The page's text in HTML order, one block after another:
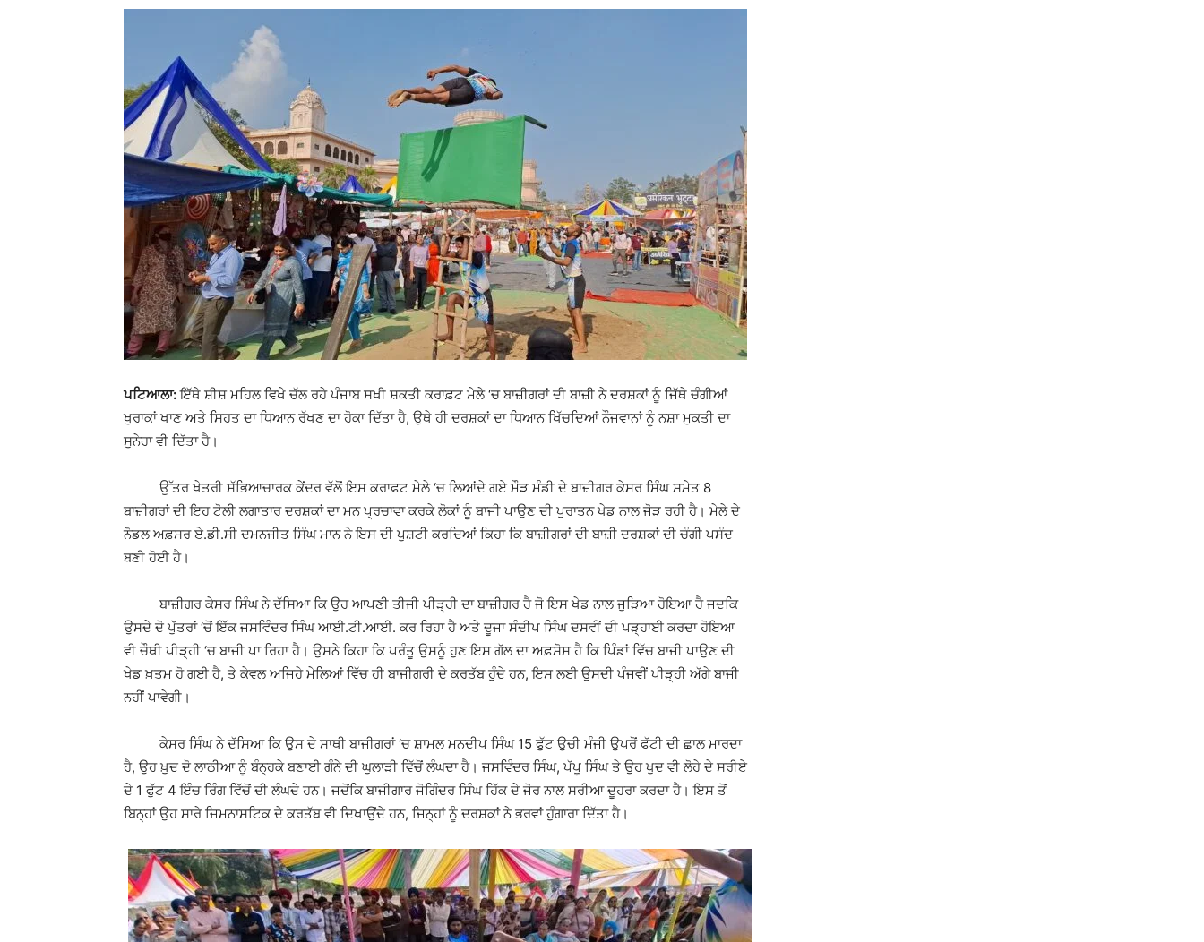
ਪਟਿਆਲਾ:ਇੱਥੇ ਸ਼ੀਸ਼ ਮਹਿਲ ਵਿਖੇ ਚੱਲ ਰਹੇ ਪੰਜਾਬ ਸਖੀ ਸ਼ਕਤੀ ਕਰਾਫ਼ਟ ਮੇਲੇ ‘ਚ ਬਾਜ਼ੀਗਰਾਂ ਦੀ ਬਾਜ਼ੀ ਨੇ ਦਰਸ਼ਕਾਂ ਨੂੰ ਜਿੱਥੇ ਚੰਗੀਆਂ
ਖੁਰਾਕਾਂ ਖਾਣ ਅਤੇ ਸਿਹਤ ਦਾ ਧਿਆਨ ਰੱਖਣ ਦਾ ਹੋਕਾ ਦਿੱਤਾ ਹੈ, ਉਥੇ ਹੀ ਦਰਸ਼ਕਾਂ ਦਾ ਧਿਆਨ ਖਿੱਚਦਿਆਂ ਨੌਜਵਾਨਾਂ ਨੂੰ ਨਸ਼ਾ ਮੁਕਤੀ ਦਾ
ਸੁਨੇਹਾ ਵੀ ਦਿੱਤਾ ਹੈ।
ਉੱਤਰ ਖੇਤਰੀ ਸੱਭਿਆਚਾਰਕ ਕੇਂਦਰ ਵੱਲੋਂ ਇਸ ਕਰਾਫ਼ਟ ਮੇਲੇ ‘ਚ ਲਿਆਂਦੇ ਗਏ ਮੌੜ ਮੰਡੀ ਦੇ ਬਾਜ਼ੀਗਰ ਕੇਸਰ ਸਿੰਘ ਸਮੇਤ 8
ਬਾਜ਼ੀਗਰਾਂ ਦੀ ਇਹ ਟੋਲੀ ਲਗਾਤਾਰ ਦਰਸ਼ਕਾਂ ਦਾ ਮਨ ਪ੍ਰਚਾਵਾ ਕਰਕੇ ਲੋਕਾਂ ਨੂੰ ਬਾਜੀ ਪਾਉਣ ਦੀ ਪੁਰਾਤਨ ਖੇਡ ਨਾਲ ਜੋੜ ਰਹੀ ਹੈ। ਮੇਲੇ ਦੇ
ਨੋਡਲ ਅਫ਼ਸਰ ਏ.ਡੀ.ਸੀ ਦਮਨਜੀਤ ਸਿੰਘ ਮਾਨ ਨੇ ਇਸ ਦੀ ਪੁਸ਼ਟੀ ਕਰਦਿਆਂ ਕਿਹਾ ਕਿ ਬਾਜ਼ੀਗਰਾਂ ਦੀ ਬਾਜ਼ੀ ਦਰਸ਼ਕਾਂ ਦੀ ਚੰਗੀ ਪਸੰਦ
ਬਣੀ ਹੋਈ ਹੈ।
ਬਾਜ਼ੀਗਰ ਕੇਸਰ ਸਿੰਘ ਨੇ ਦੱਸਿਆ ਕਿ ਉਹ ਆਪਣੀ ਤੀਜੀ ਪੀੜ੍ਹੀ ਦਾ ਬਾਜ਼ੀਗਰ ਹੈ ਜੋ ਇਸ ਖੇਡ ਨਾਲ ਜੁੜਿਆ ਹੋਇਆ ਹੈ ਜਦਕਿ
ਉਸਦੇ ਦੋ ਪੁੱਤਰਾਂ ‘ਚੋਂ ਇੱਕ ਜਸਵਿੰਦਰ ਸਿੰਘ ਆਈ.ਟੀ.ਆਈ. ਕਰ ਰਿਹਾ ਹੈ ਅਤੇ ਦੂਜਾ ਸੰਦੀਪ ਸਿੰਘ ਦਸਵੀਂ ਦੀ ਪੜ੍ਹਾਈ ਕਰਦਾ ਹੋਇਆ
ਵੀ ਚੌਥੀ ਪੀੜ੍ਹੀ ‘ਚ ਬਾਜੀ ਪਾ ਰਿਹਾ ਹੈ। ਉਸਨੇ ਕਿਹਾ ਕਿ ਪਰੰਤੂ ਉਸਨੂੰ ਹੁਣ ਇਸ ਗੱਲ ਦਾ ਅਫ਼ਸੋਸ ਹੈ ਕਿ ਪਿੰਡਾਂ ਵਿੱਚ ਬਾਜੀ ਪਾਉਣ ਦੀ
ਖੇਡ ਖ਼ਤਮ ਹੋ ਗਈ ਹੈ, ਤੇ ਕੇਵਲ ਅਜਿਹੇ ਮੇਲਿਆਂ ਵਿੱਚ ਹੀ ਬਾਜੀਗਰੀ ਦੇ ਕਰਤੱਬ ਹੁੰਦੇ ਹਨ, ਇਸ ਲਈ ਉਸਦੀ ਪੰਜਵੀਂ ਪੀੜ੍ਹੀ ਅੱਗੇ ਬਾਜੀ
ਨਹੀਂ ਪਾਵੇਗੀ।
ਕੇਸਰ ਸਿੰਘ ਨੇ ਦੱਸਿਆ ਕਿ ਉਸ ਦੇ ਸਾਥੀ ਬਾਜੀਗਰਾਂ ‘ਚ ਸ਼ਾਮਲ ਮਨਦੀਪ ਸਿੰਘ 15 ਫੁੱਟ ਉਚੀ ਮੰਜੀ ਉਪਰੋਂ ਫੱਟੀ ਦੀ ਛਾਲ ਮਾਰਦਾ
ਹੈ, ਉਹ ਖ਼ੁਦ ਦੋ ਲਾਠੀਆ ਨੂੰ ਬੰਨ੍ਹਕੇ ਬਣਾਈ ਗੰਨੇ ਦੀ ਘੁਲਾੜੀ ਵਿੱਚੋਂ ਲੰਘਦਾ ਹੈ। ਜਸਵਿੰਦਰ ਸਿੰਘ, ਪੱਪੂ ਸਿੰਘ ਤੇ ਉਹ ਖੁਦ ਵੀ ਲੋਹੇ ਦੇ ਸਰੀਏ
ਦੇ 1 ਫੁੱਟ 4 ਇੰਚ ਰਿੰਗ ਵਿੱਚੋਂ ਦੀ ਲੰਘਦੇ ਹਨ। ਜਦੋਂਕਿ ਬਾਜੀਗਾਰ ਜੋਗਿੰਦਰ ਸਿੰਘ ਹਿੱਕ ਦੇ ਜੋਰ ਨਾਲ ਸਰੀਆ ਦੂਹਰਾ ਕਰਦਾ ਹੈ। ਇਸ ਤੋਂ
ਬਿਨ੍ਹਾਂ ਉਹ ਸਾਰੇ ਜਿਮਨਾਸਟਿਕ ਦੇ ਕਰਤੱਬ ਵੀ ਦਿਖਾਉਂਦੇ ਹਨ, ਜਿਨ੍ਹਾਂ ਨੂੰ ਦਰਸ਼ਕਾਂ ਨੇ ਭਰਵਾਂ ਹੁੰਗਾਰਾ ਦਿੱਤਾ ਹੈ।